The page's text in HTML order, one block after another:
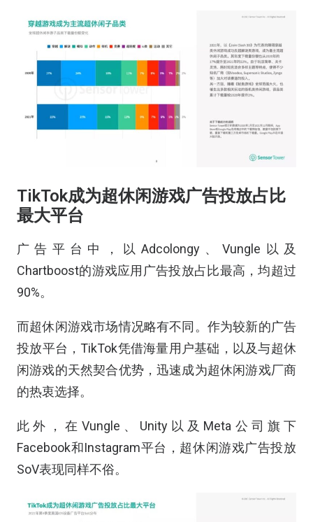
TikTok成为超休闲游戏广告投放占比
最大平台
广告平台中，以Adcolongy、Vungle以及
Chartboost的游戏应用广告投放占比最高，均超过
90%。
而超休闲游戏市场情况略有不同。作为较新的广告
投放平台，TikTok凭借海量用户基础，以及与超休
闲游戏的天然契合优势，迅速成为超休闲游戏厂商
的热衷选择。
此外，在Vungle、Unity以及Meta公司旗下
Facebook和Instagram平台，超休闲游戏广告投放
SoV表现同样不俗。